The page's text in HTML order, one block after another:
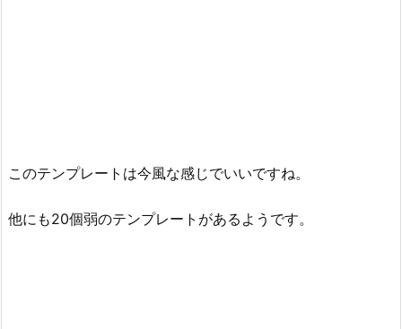
このテンプレートは今風な感じでいいですね。
他にも20個弱のテンプレートがあるようです。